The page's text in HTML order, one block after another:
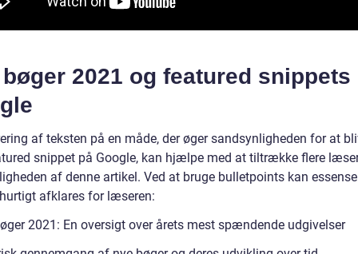
2021 og featured snippets
af teksten på en måde, der øger sandsynligheden for at
snippet på Google, kan hjælpe med at tiltrække flere
af denne artikel. Ved at bruge bulletpoints kan
afklares for læseren:
2021: En oversigt over årets mest spændende udgivelser